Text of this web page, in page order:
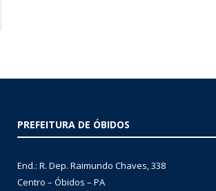
PREFEITURA DE ÓBIDOS
End.: R. Dep. Raimundo Chaves, 338
Centro – Óbidos – PA